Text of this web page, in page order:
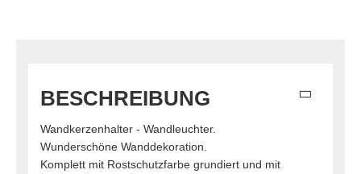
BESCHREIBUNG
Wandkerzenhalter - Wandleuchter.
Wunderschöne Wanddekoration.
Komplett mit Rostschutzfarbe grundiert und mit